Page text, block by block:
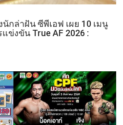
กล่าฝัน ซีพีเอฟ เผย 10 เมนู
ข่งขัน True AF 2026 :